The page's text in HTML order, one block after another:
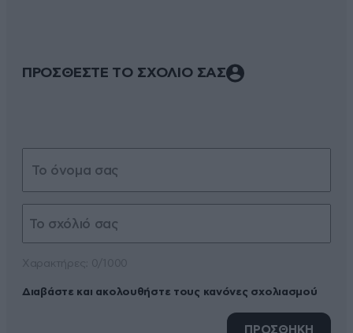
ΠΡΟΣΘΕΣΤΕ ΤΟ ΣΧΟΛΙΟ ΣΑΣ
Διαβάστε και ακολουθήστε τους κανόνες σχολιασμού
ΠΡΟΣΘΗΚΗ